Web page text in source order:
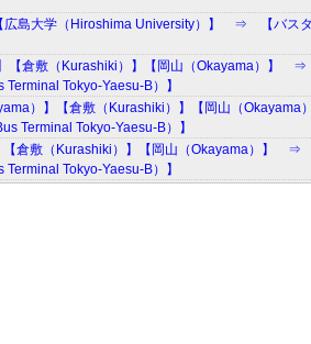
広島大学（Hiroshima University）】 ⇒ 【バス
【倉敷（Kurashiki）】【岡山（Okayama）】
Tokyo-Yaesu-B）】
）】【倉敷（Kurashiki）】【岡山（
Terminal Tokyo-Yaesu-B）】
【倉敷（Kurashiki）】【岡山（Okayama）】 ⇒
Tokyo-Yaesu-B）】